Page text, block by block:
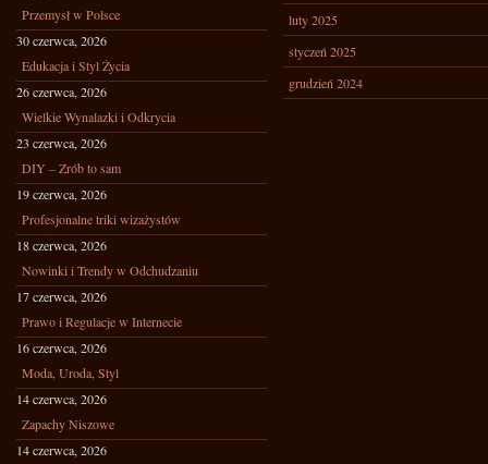
Przemysł w Polsce
30 czerwca, 2026
Edukacja i Styl Życia
26 czerwca, 2026
Wielkie Wynalazki i Odkrycia
23 czerwca, 2026
DIY – Zrób to sam
19 czerwca, 2026
Profesjonalne triki wizażystów
18 czerwca, 2026
Nowinki i Trendy w Odchudzaniu
17 czerwca, 2026
Prawo i Regulacje w Internecie
16 czerwca, 2026
Moda, Uroda, Styl
14 czerwca, 2026
Zapachy Niszowe
14 czerwca, 2026
luty 2025
styczeń 2025
grudzień 2024